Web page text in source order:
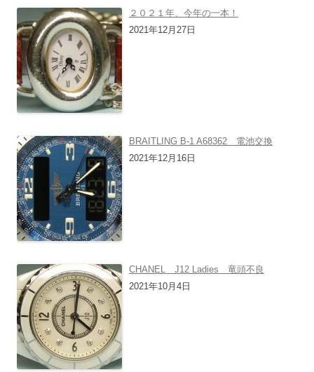
２０２１年、今年の一本！
2021年12月27日
BRAITLING B-1 A68362 電池交換
2021年12月16日
CHANEL J12 Ladies 竜頭不良
2021年10月4日